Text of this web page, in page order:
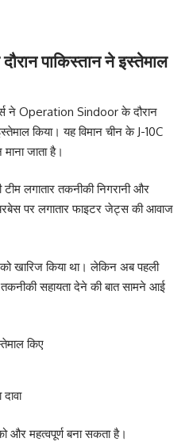
पाकिस्तान ने इस्तेमाल
ने Operation Sindoor के दौरान
किया। यह विमान चीन के J-10C
जाता है।
लगातार तकनीकी निगरानी और
पर लगातार फाइटर जेट्स की आवाज
खारिज किया था। लेकिन अब पहली
तकनीकी सहायता देने की बात सामने आई
किए
और महत्वपूर्ण बना सकता है।